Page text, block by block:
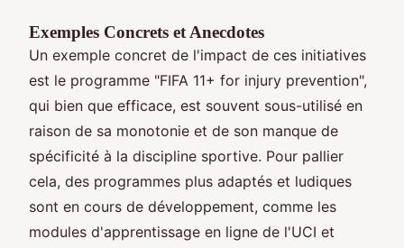
Exemples Concrets et Anecdotes
Un exemple concret de l'impact de ces initiatives
est le programme "FIFA 11+ for injury prevention",
qui bien que efficace, est souvent sous-utilisé en
raison de sa monotonie et de son manque de
spécificité à la discipline sportive. Pour pallier
cela, des programmes plus adaptés et ludiques
sont en cours de développement, comme les
modules d'apprentissage en ligne de l'UCI et